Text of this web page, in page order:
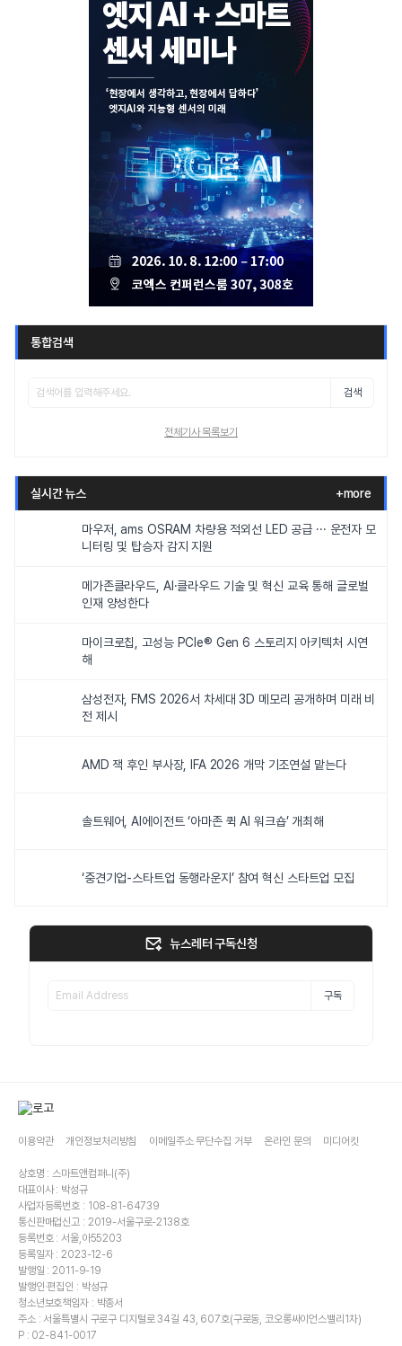
통합검색
검색
전체기사 목록보기
실시간 뉴스 +more
마우저, ams OSRAM 차량용 적외선 LED 공급 ··· 운전자 모
니터링 및 탑승자 감지 지원
메가존클라우드, AI·클라우드 기술 및 혁신 교육 통해 글로벌
인재 양성한다
마이크로칩, 고성능 PCIe® Gen 6 스토리지 아키텍처 시연
해
삼성전자, FMS 2026서 차세대 3D 메모리 공개하며 미래 비
전 제시
AMD 잭 후인 부사장, IFA 2026 개막 기조연설 맡는다
솔트웨어, AI에이전트 ‘아마존 퀵 AI 워크숍’ 개최해
‘중견기업-스타트업 동행라운지’ 참여 혁신 스타트업 모집
뉴스레터 구독신청
구독
이용약관 개인정보처리방침 이메일주소 무단수집 거부 온라인 문의 미디어킷
상호명 : 스마트앤컴퍼니(주)
대표이사 : 박성규
사업자등록번호 : 108-81-64739
통신판매업신고 : 2019-서울구로-2138호
등록번호 : 서울,아55203
등록일자 : 2023-12-6
발행일 : 2011-9-19
발행인·편집인 : 박성규
청소년보호책임자 : 박종서
주소 : 서울특별시 구로구 디지털로 34길 43, 607호(구로동, 코오롱싸이언스밸리1차)
P : 02-841-0017